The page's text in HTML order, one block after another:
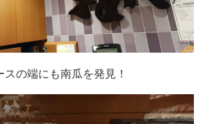
の端にも南瓜を発見！